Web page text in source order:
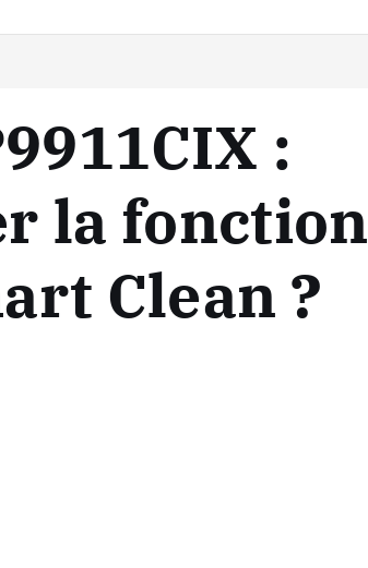
:
la fonction
Clean ?